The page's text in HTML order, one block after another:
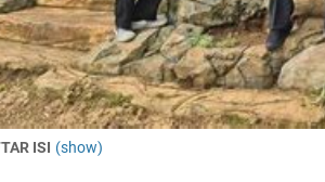
ISI (show)